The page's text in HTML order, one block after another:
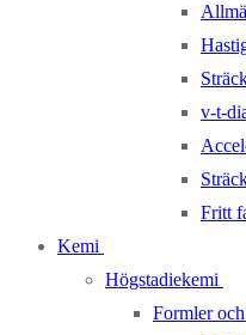
v-t-
Fritt
Kemi
Högstadiekemi
Formler